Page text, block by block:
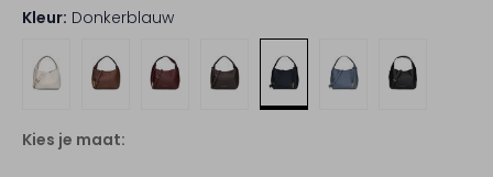
Kleur: Donkerblauw
Kies je maat: